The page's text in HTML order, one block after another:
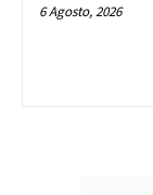
6 Agosto, 2026